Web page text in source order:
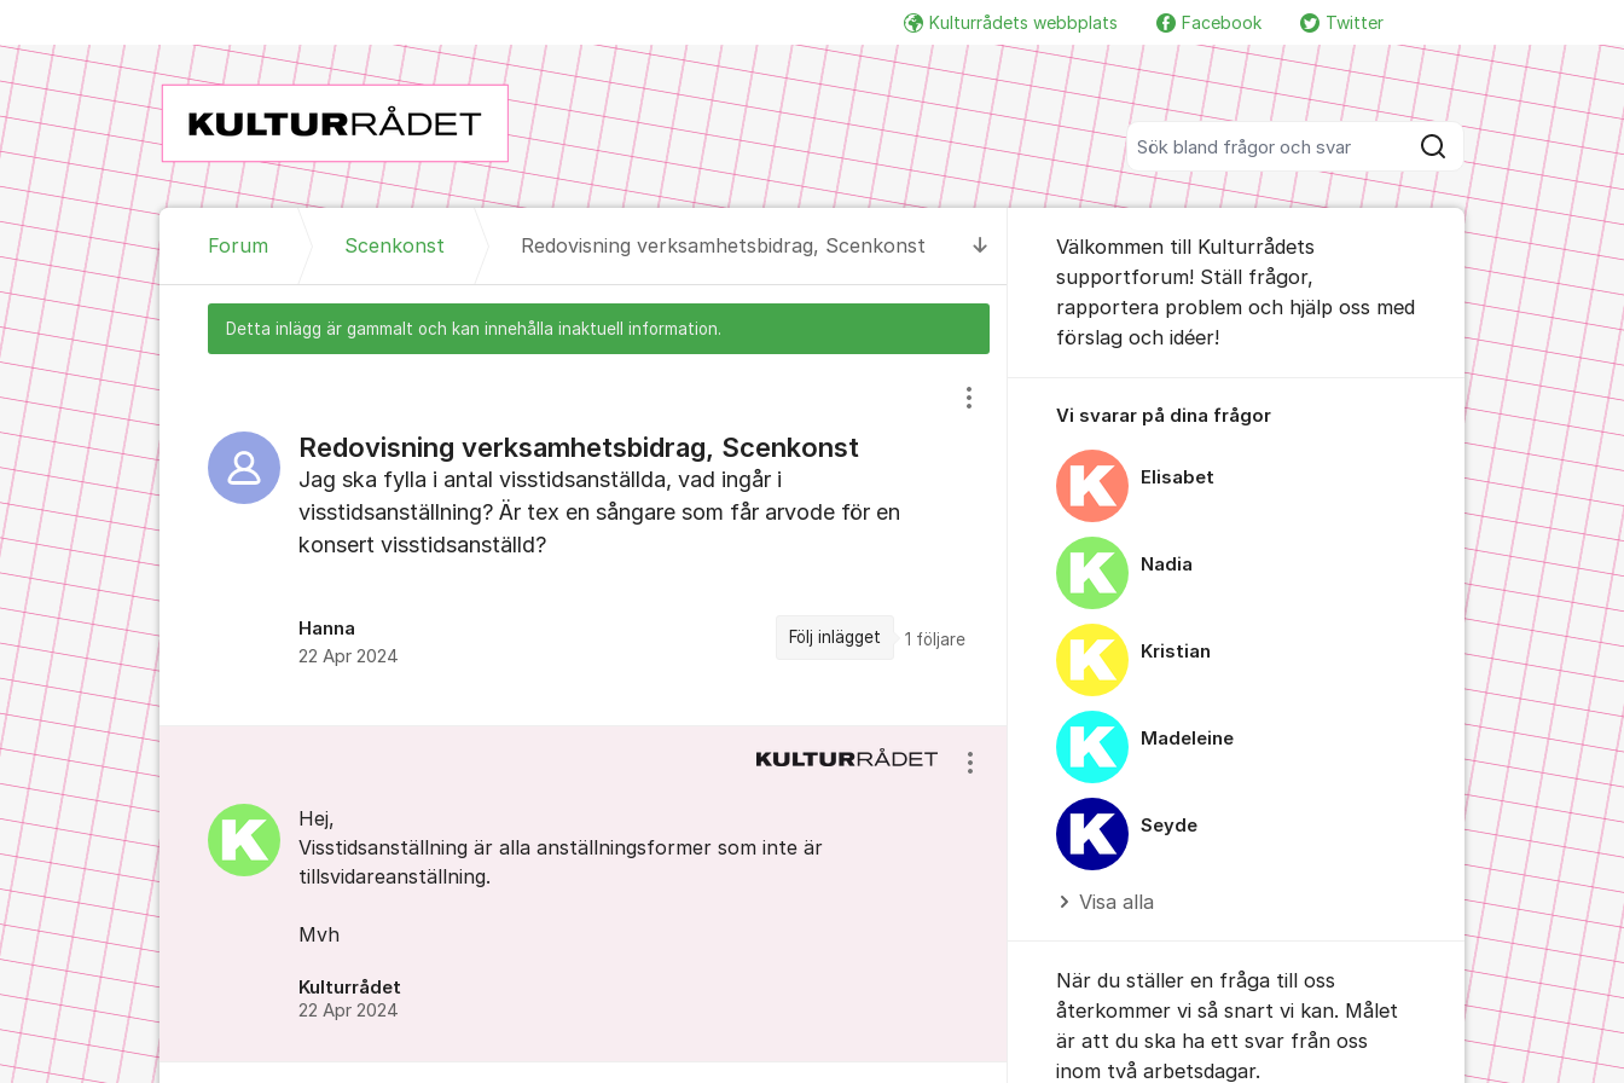
Sök bland alla inlägg
Sök
Kulturrådets webbplats Facebook TwitterFler supportlänkar
Till senaste kommentaren
Forum Scenkonst Redovisning verksamhetsbidrag, Scenkonst
Detta inlägg är gammalt och kan innehålla inaktuell information.
Redovisning verksamhetsbidrag, Scenkonst
Visa/dölj inställningar för inlägg/kommentar
Jag ska fylla i antal visstidsanställda, vad ingår i
visstidsanställning? Är tex en sångare som får arvode för en
konsert visstidsanställd?
Hanna
22 Apr 2024
Följ inlägget 1 följare
Hej,
Visstidsanställning är alla anställningsformer som inte är
tillsvidareanställning.
Mvh
Kulturrådet
22 Apr 2024
Visa/dölj inställningar för inlägg/kommentar
Välkommen till Kulturrådets
supportforum! Ställ frågor,
rapportera problem och hjälp oss med
förslag och idéer!
Vi svarar på dina frågor
Elisabet
Nadia
Kristian
Madeleine
Seyde
Visa alla
När du ställer en fråga till oss
återkommer vi så snart vi kan. Målet
är att du ska ha ett svar från oss
inom två arbetsdagar.